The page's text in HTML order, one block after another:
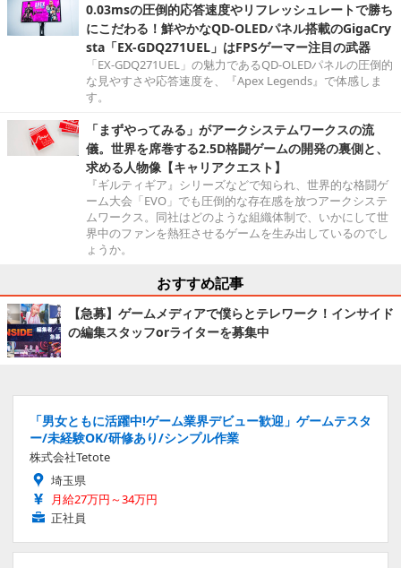
0.03msの圧倒的応答速度やリフレッシュレートで勝ち
にこだわる！鮮やかなQD-OLEDパネル搭載のGigaCry
sta「EX-GDQ271UEL」はFPSゲーマー注目の武器
「EX-GDQ271UEL」の魅力であるQD-OLEDパネルの圧倒的
な見やすさや応答速度を、『Apex Legends』で体感しま
す。
「まずやってみる」がアークシステムワークスの流
儀。世界を席巻する2.5D格闘ゲームの開発の裏側と、
求める人物像【キャリアクエスト】
『ギルティギア』シリーズなどで知られ、世界的な格闘ゲ
ーム大会「EVO」でも圧倒的な存在感を放つアークシステ
ムワークス。同社はどのような組織体制で、いかにして世
界中のファンを熱狂させるゲームを生み出しているのでし
ょうか。
おすすめ記事
【急募】ゲームメディアで僕らとテレワーク！インサイド
の編集スタッフorライターを募集中
「男女ともに活躍中!ゲーム業界デビュー歓迎」ゲームテスタ
ー/未経験OK/研修あり/シンプル作業
株式会社Tetote
埼玉県
月給27万円～34万円
正社員